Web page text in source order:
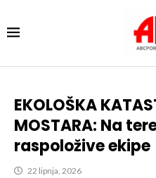
EKOLOŠKA
MOSTARA: Na
raspoložive ekipe
22 lipnja, 2026